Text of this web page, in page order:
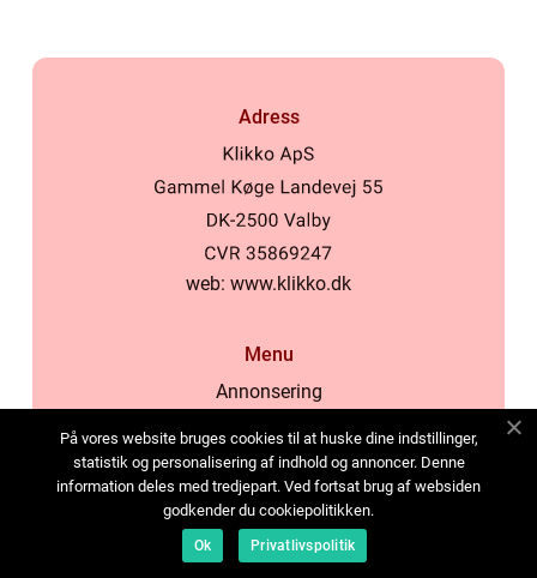
Adress
web: www.klikko.dk
Menu
Annonsering
Cookies
Kontakta oss
Sitemap
På vores website bruges cookies til at huske dine indstillinger,
statistik og personalisering af indhold og annoncer. Denne
information deles med tredjepart. Ved fortsat brug af websiden
godkender du cookiepolitikken.
Ok Privatlivspolitik